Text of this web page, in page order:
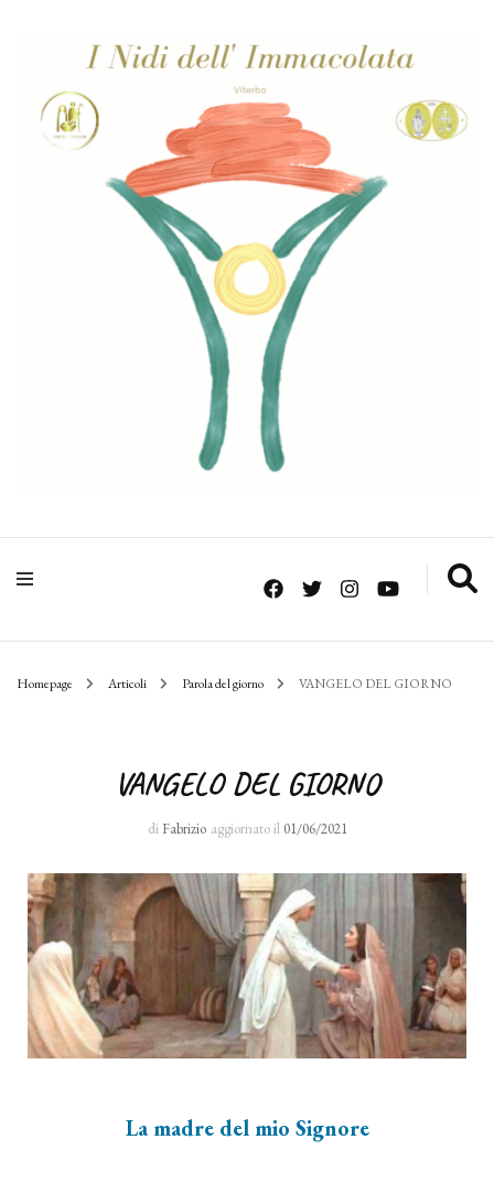
Homepage Articoli Parola del giorno VANGELO DEL GIORNO
VANGELO DEL GIORNO
di Fabrizio aggiornato il 01/06/2021
La madre del mio Signore